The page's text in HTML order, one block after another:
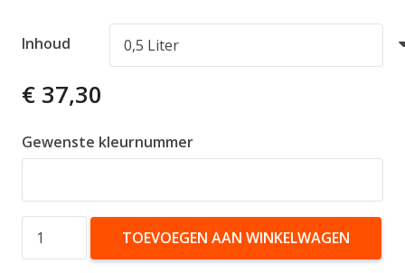
Inhoud
€ 37,30
Gewenste kleurnummer
Zijdeglans
PU
TOEVOEGEN AAN WINKELWAGEN